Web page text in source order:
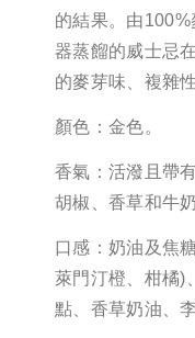
的結果。由
器蒸餾的威士忌
的麥芽味、複雜
顏色：金色。
香氣：活潑且帶
胡椒、香草和牛
口感：奶油及焦
萊門汀橙、柑橘)
點、香草奶油、